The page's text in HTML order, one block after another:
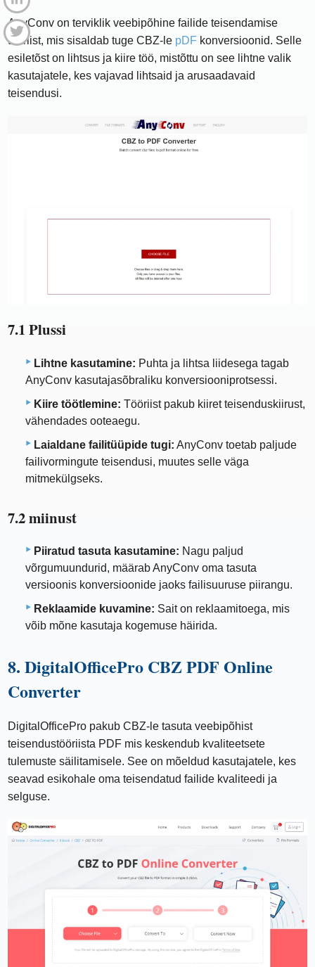
AnyConv on terviklik veebipõhine failide teisendamise
tööriist, mis sisaldab tuge CBZ-le pDF konversioonid. Selle
esiletõst on lihtsus ja kiire töö, mistõttu on see lihtne valik
kasutajatele, kes vajavad lihtsaid ja arusaadavaid
teisendusi.
7.1 Plussi
Lihtne kasutamine: Puhta ja lihtsa liidesega tagab
AnyConv kasutajasõbraliku konversiooniprotsessi.
Kiire töötlemine: Tööriist pakub kiiret teisenduskiirust,
vähendades ooteaegu.
Laialdane failitüüpide tugi: AnyConv toetab paljude
failivormingute teisendusi, muutes selle väga
mitmekülgseks.
7.2 miinust
Piiratud tasuta kasutamine: Nagu paljud
võrgumuundurid, määrab AnyConv oma tasuta
versioonis konversioonide jaoks failisuuruse piirangu.
Reklaamide kuvamine: Sait on reklaamitoega, mis
võib mõne kasutaja kogemuse häirida.
8. DigitalOfficePro CBZ PDF Online
Converter
DigitalOfficePro pakub CBZ-le tasuta veebipõhist
teisendustööriista PDF mis keskendub kvaliteetsete
tulemuste säilitamisele. See on mõeldud kasutajatele, kes
seavad esikohale oma teisendatud failide kvaliteedi ja
selguse.